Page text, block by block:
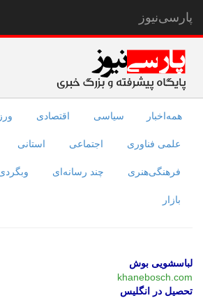
پارسی‌نیوز
همه‌اخبار سیاسی اقتصادی
علمی فناوری اجتماعی استانی
فرهنگی‌هنری چند رسانه‌ای
بازار
لباسشویی بوش
khanebosch.com
تحصیل در انگلیس